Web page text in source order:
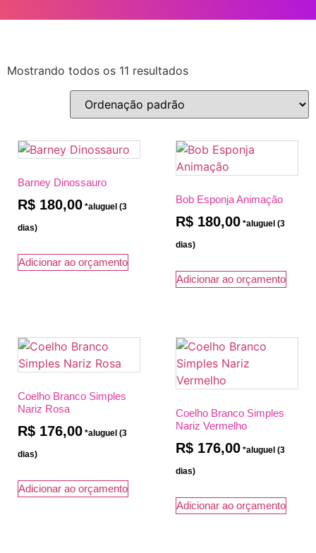
Mostrando todos os 11 resultados
Barney Dinossauro
R$ 180,00
Adicionar ao orçamento
Bob Esponja Animação
R$ 180,00
Adicionar ao orçamento
Coelho Branco Simples
Nariz Rosa
R$ 176,00
Adicionar ao orçamento
Coelho Branco Simples
Nariz Vermelho
R$ 176,00
Adicionar ao orçamento